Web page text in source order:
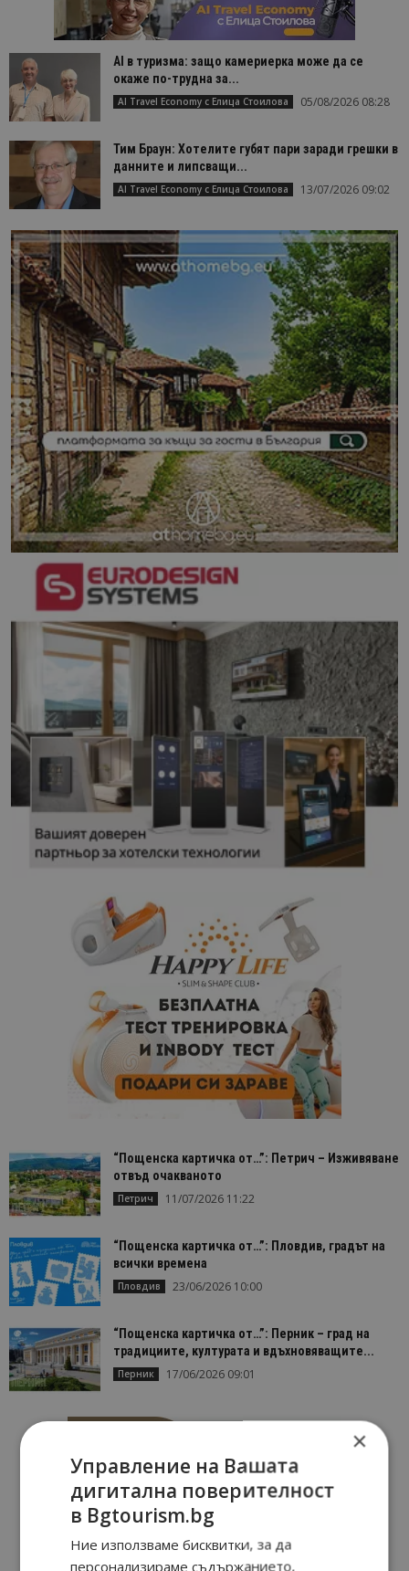
AI в туризма: защо камериерка може да се
окаже по-трудна за...
AI Travel Economy с Елица Стоилова 05/08/2026 08:28
Тим Браун: Хотелите губят пари заради грешки в
данните и липсващи...
AI Travel Economy с Елица Стоилова 13/07/2026 09:02
“Пощенска картичка от…”: Петрич – Изживяване
отвъд очакваното
Петрич 11/07/2026 11:22
“Пощенска картичка от…”: Пловдив, градът на
всички времена
Пловдив 23/06/2026 10:00
“Пощенска картичка от…”: Перник – град на
традициите, културата и вдъхновяващите...
Перник 17/06/2026 09:01
×
Управление на Вашата
дигитална поверителност
в Bgtourism.bg
Ние използваме бисквитки, за да
персонализираме съдържанието,